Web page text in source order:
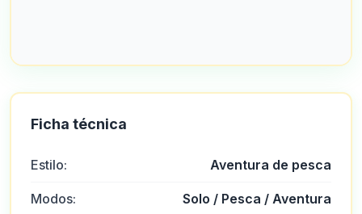
Ficha técnica
Estilo: Aventura de pesca
Modos: Solo / Pesca / Aventura